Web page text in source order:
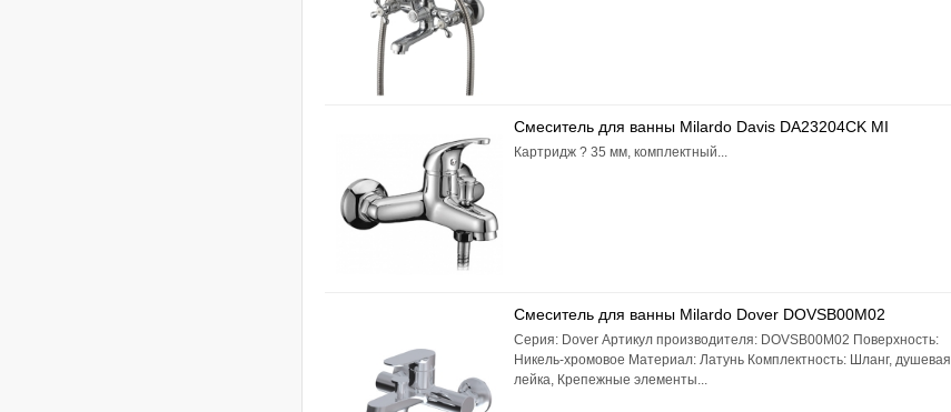
Смеситель для ванны Milardo Davis DA23204CK MI
Картридж ? 35 мм, комплектный...
Смеситель для ванны Milardo Dover DOVSB00M02
Серия: Dover Артикул производителя: DOVSB00M02 Поверхность:
Никель-хромовое Материал: Латунь Комплектность: Шланг, душевая
лейка, Крепежные элементы...